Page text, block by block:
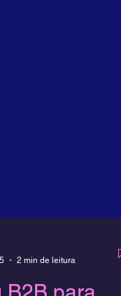
2 min de leitura